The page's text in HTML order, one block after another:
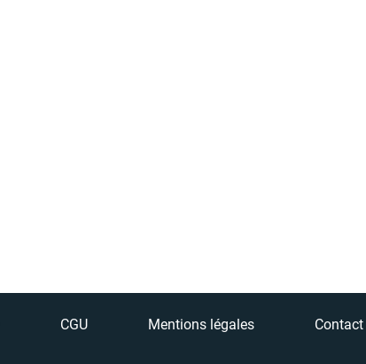
CGU Mentions légales Contact